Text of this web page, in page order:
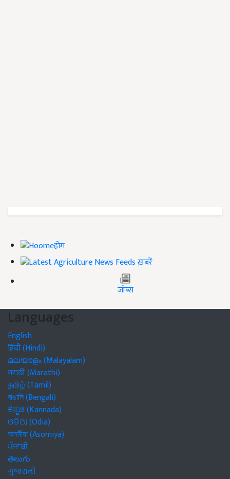
होम
ख़बरें
जॉब्स
Languages
English
हिंदी (Hindi)
മലയാളം (Malayalam)
मराठी (Marathi)
தமிழ் (Tamil)
বাঙালি (Bengali)
ಕನ್ನಡ (Kannada)
ଓଡିଆ (Odia)
অসমীয়া (Asomiya)
ਪੰਜਾਬੀ
తెలుగు
ગુજરાતી